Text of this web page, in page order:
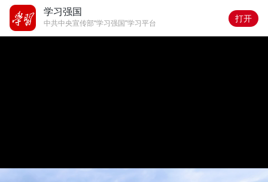
学习强国
中共中央宣传部“学习强国”学习平台 打开